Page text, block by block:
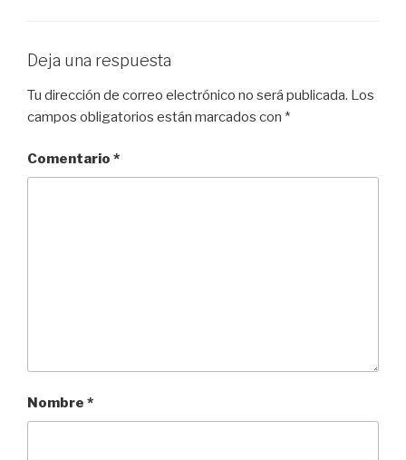
Deja una respuesta
Tu dirección de correo electrónico no será publicada. Los
campos obligatorios están marcados con *
Comentario *
Nombre *